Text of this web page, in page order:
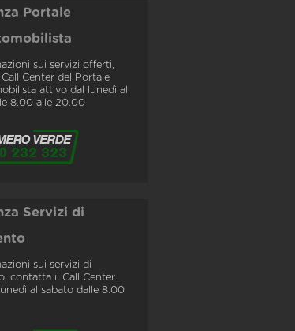
Portale
sui servizi offerti,
Center del Portale
attivo dal lunedì al
8.00 alle 20.00
Servizi di
sui servizi di
contatta il Call Center
al sabato dalle 8.00